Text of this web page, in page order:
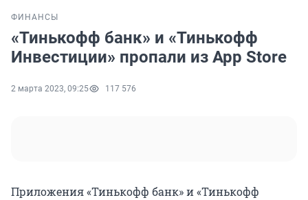
ФИНАНСЫ
«Тинькофф банк» и «Тинькофф
Инвестиции» пропали из App Store
2 марта 2023, 09:25 117 576
Приложения «Тинькофф банк» и «Тинькофф